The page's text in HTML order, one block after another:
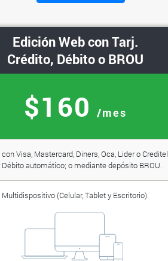
Edición Web con Tarj.
Crédito, Débito o BROU
$160 /mes
con Visa, Mastercard, Diners, Oca, Lider o Creditel
Débito automático; o mediante depósito BROU.
Multidispositivo (Celular, Tablet y Escritorio).